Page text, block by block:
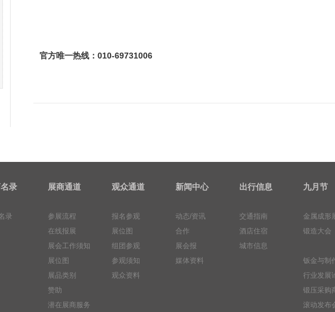
官方唯一热线：010-69731006
录
录
展商通道
参展流程
在线报展
展会工作须知
展位图
展品类别
赞助
潜在展商服务
观众通道
报名参观
展位图
组团参观
参观须知
观众资料
新闻中心
动态/资讯
合作
展会报
媒体资料
出行信息
交通指南
酒店住宿
城市信息
九月节
金属成形
锻造大会
钣金与制
行业发展
锻压采购
滚动发布